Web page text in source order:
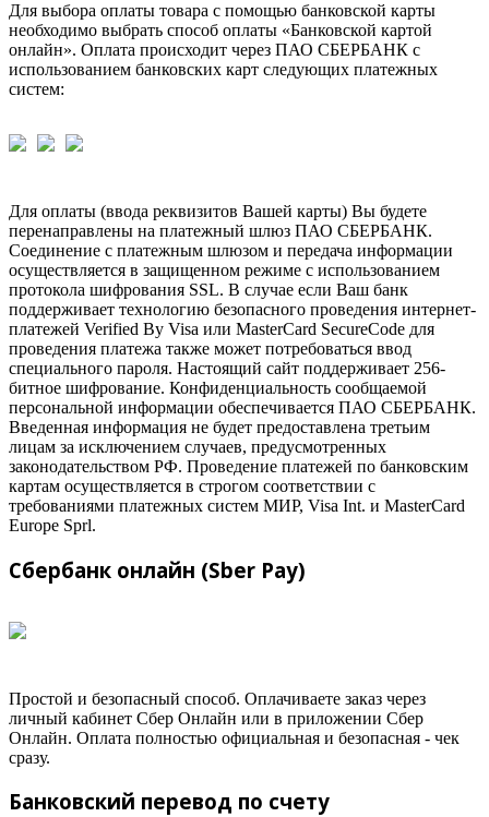
Для выбора оплаты товара с помощью банковской карты
необходимо выбрать способ оплаты «Банковской картой
онлайн». Оплата происходит через ПАО СБЕРБАНК с
использованием банковских карт следующих платежных
систем:
Для оплаты (ввода реквизитов Вашей карты) Вы будете
перенаправлены на платежный шлюз ПАО СБЕРБАНК.
Соединение с платежным шлюзом и передача информации
осуществляется в защищенном режиме с использованием
протокола шифрования SSL. В случае если Ваш банк
поддерживает технологию безопасного проведения интернет-
платежей Verified By Visa или MasterCard SecureCode для
проведения платежа также может потребоваться ввод
специального пароля. Настоящий сайт поддерживает 256-
битное шифрование. Конфиденциальность сообщаемой
персональной информации обеспечивается ПАО СБЕРБАНК.
Введенная информация не будет предоставлена третьим
лицам за исключением случаев, предусмотренных
законодательством РФ. Проведение платежей по банковским
картам осуществляется в строгом соответствии с
требованиями платежных систем МИР, Visa Int. и MasterCard
Europe Sprl.
Сбербанк онлайн (Sber Pay)
Простой и безопасный способ. Оплачиваете заказ через
личный кабинет Сбер Онлайн или в приложении Сбер
Онлайн. Оплата полностью официальная и безопасная - чек
сразу.
Банковский перевод по счету